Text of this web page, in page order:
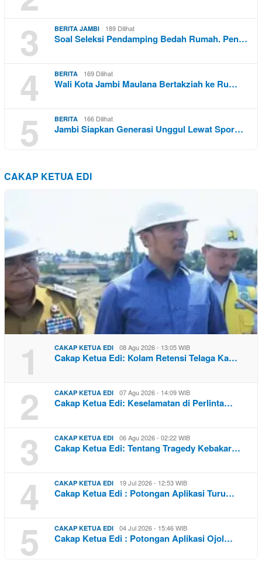
3 BERITA JAMBI 189 Dilihat
Soal Seleksi Pendamping Bedah Rumah. Pen…
4 BERITA 169 Dilihat
Wali Kota Jambi Maulana Bertakziah ke Ru…
5 BERITA 166 Dilihat
Jambi Siapkan Generasi Unggul Lewat Spor…
CAKAP KETUA EDI
1 CAKAP KETUA EDI 08 Agu 2026 - 13:05 WIB
Cakap Ketua Edi: Kolam Retensi Telaga Ka…
2 CAKAP KETUA EDI 07 Agu 2026 - 14:09 WIB
Cakap Ketua Edi: Keselamatan di Perlinta…
3 CAKAP KETUA EDI 06 Agu 2026 - 02:22 WIB
Cakap Ketua Edi: Tentang Tragedy Kebakar…
4 CAKAP KETUA EDI 19 Jul 2026 - 12:53 WIB
Cakap Ketua Edi : Potongan Aplikasi Turu…
5 CAKAP KETUA EDI 04 Jul 2026 - 15:46 WIB
Cakap Ketua Edi : Potongan Aplikasi Ojol…